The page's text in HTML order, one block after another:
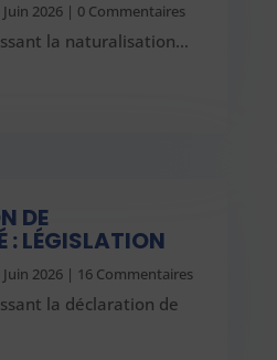
Juin 2026| 0 Commentaires
la naturalisation…
DE
: LÉGISLATION
Juin 2026| 16 Commentaires
la déclaration de